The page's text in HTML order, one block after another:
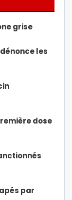
grise
les
dose
par